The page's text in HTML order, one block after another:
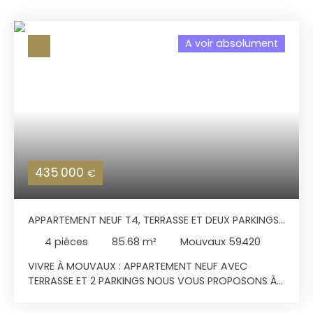
435 000 €
A voir absolument
APPARTEMENT NEUF T4, TERRASSE ET DEUX PARKINGS
EN SOUS-SOL
4 pièces 85.68 m²
Mouvaux 59420
VIVRE À MOUVAUX : APPARTEMENT NEUF AVEC
TERRASSE ET 2 PARKINGS NOUS VOUS PROPOSONS À